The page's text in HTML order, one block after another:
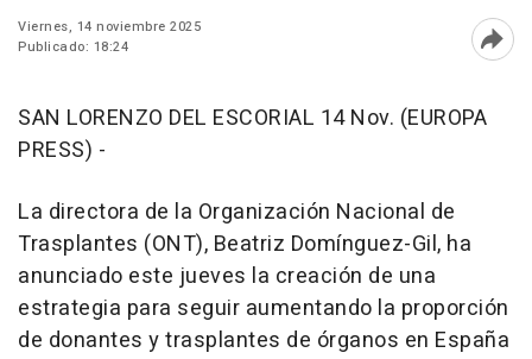
Viernes, 14 noviembre 2025
Publicado: 18:24
SAN LORENZO DEL ESCORIAL 14 Nov. (EUROPA
PRESS) -
La directora de la Organización Nacional de
Trasplantes (ONT), Beatriz Domínguez-Gil, ha
anunciado este jueves la creación de una
estrategia para seguir aumentando la proporción
de donantes y trasplantes de órganos en España